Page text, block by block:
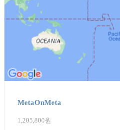
MetaOnMeta
1,205,800원